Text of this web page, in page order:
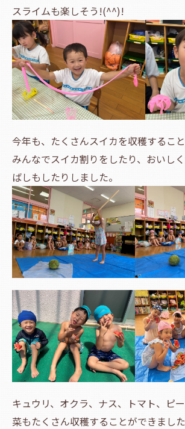
スライムも楽しそう!(^^)!
今年も、たくさんスイカを収穫するこ
みんなでスイカ割りをしたり、おいし
ばしもしたりしました。
キュウリ、オクラ、ナス、トマト、ピ
菜もたくさん収穫することができまし